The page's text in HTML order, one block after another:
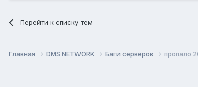
Перейти к списку тем
Главная DMS NETWORK Баги серверов пропало